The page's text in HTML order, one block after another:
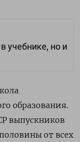
учебнике, но и
образования.
выпускников
от всех